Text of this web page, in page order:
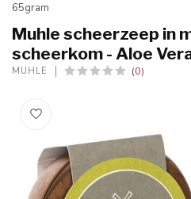
65gram
Muhle scheerzeep in
scheerkom - Aloe
MUHLE (0)